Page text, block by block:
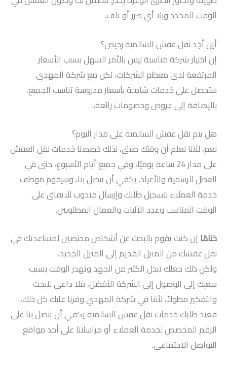
الوقت المحدد وبلا أي ضرر أو تلف.
أين أجد نقل عفش السالمية رخيص؟
إن اختيار شركة مناسبة ليس بالأمر السهل بسبب الأسعار
المرتفعة لدى معظم الشركات، لكن مع شركة المهدي
ستحصل على خدمات شاملة بأسعار مدروسة تناسب الجميع،
بالإضافة إلى عروض وخصومات رائعة.
هل يتم نقل عفش السالمية على مدار اليوم؟
نعم، لأننا نعلم أن وقتك ضيق، لذلك خصصنا خدمات نقل العفش
على مدار 24 ساعة يوميًا، وفي جميع أيام الأسبوع، حتى في
العطل الرسمية والأعياد. يكفي أن تتصل بنا، وسيقوم موظف
خدمة العملاء بتسجيل طلبك وإرسال مندوب للاتفاق على
الوقت المناسب وعدد الآليات والعمال المطلوبين.
ختامًا إن كنت تقوم بالبحث عن أشخاص مختصين لمساعدتك في
نقل عفشك من المنزل القديم إلى المنزل الجديد،
ولكن ذلك جعلك تبذل الكثير من الجهد وتهدر الوقت بسبب
سعيك إلى الوصول إلى الشركة الأفضل، فلا داعي للبحث
والتفكير مطولاً، لأننا في شركة المهدي وفرنا عليك كل ذلك،
فعند طلبك خدمات نقل عفش السالمية يكفي أن تتصل بنا على
الرقم المخصص لخدمة العملاء أو مراسلتنا على أحد مواقع
التواصل الاجتماعي.